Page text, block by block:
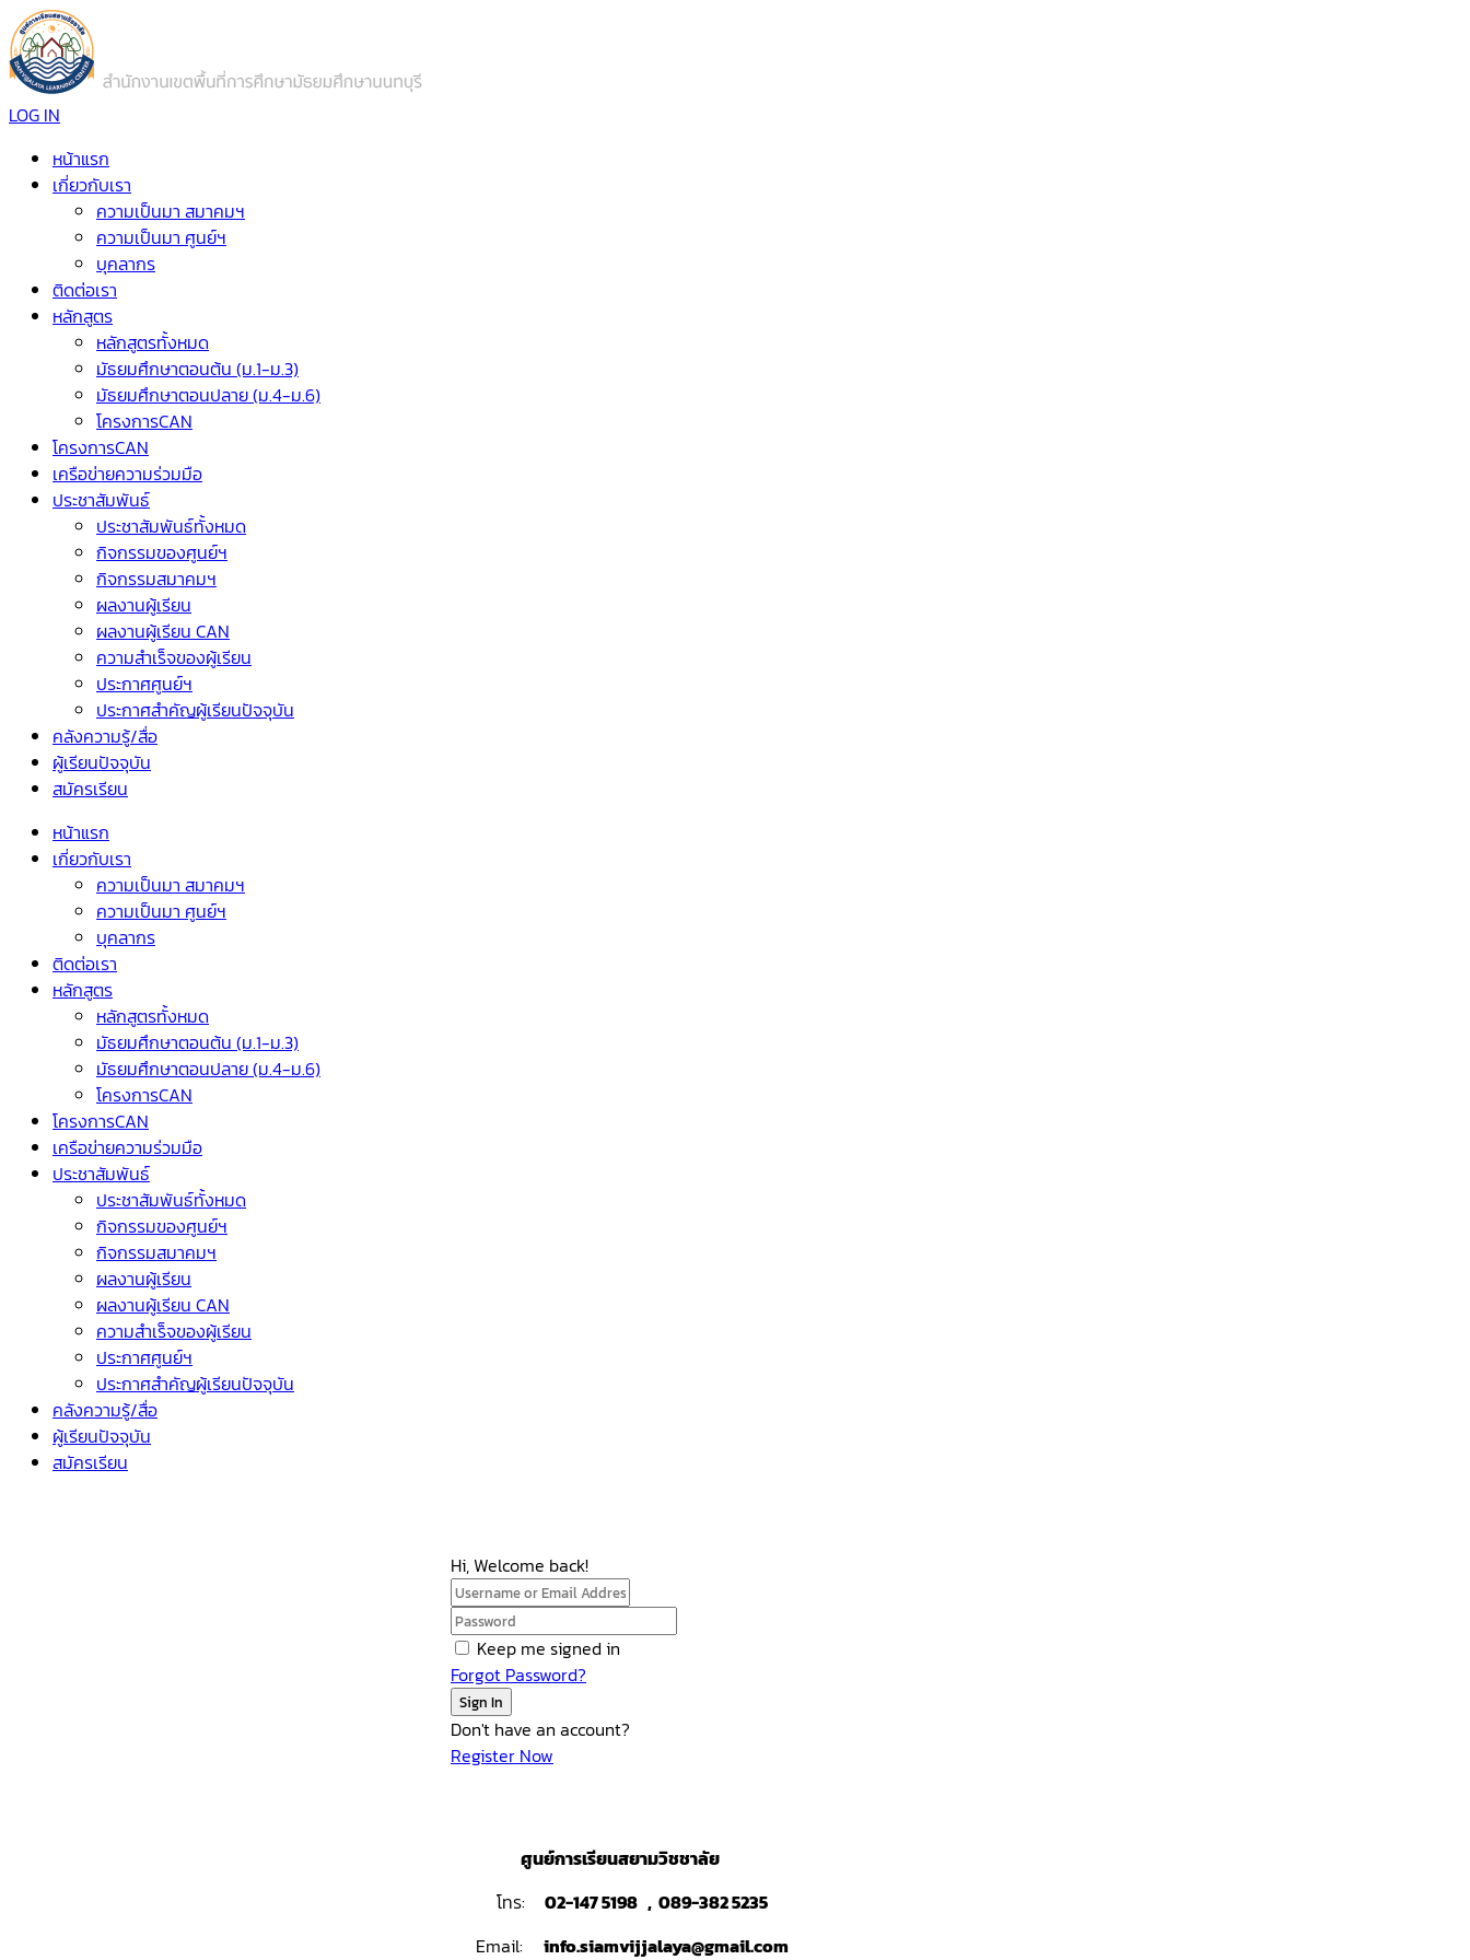
LOG IN
หน้าแรก
เกี่ยวกับเรา
ความเป็นมา สมาคมฯ
ความเป็นมา ศูนย์ฯ
บุคลากร
ติดต่อเรา
หลักสูตร
หลักสูตรทั้งหมด
มัธยมศึกษาตอนต้น (ม.1-ม.3)
มัธยมศึกษาตอนปลาย (ม.4-ม.6)
โครงการCAN
โครงการCAN
เครือข่ายความร่วมมือ
ประชาสัมพันธ์
ประชาสัมพันธ์ทั้งหมด
กิจกรรมของศูนย์ฯ
กิจกรรมสมาคมฯ
ผลงานผู้เรียน
ผลงานผู้เรียน CAN
ความสำเร็จของผู้เรียน
ประกาศศูนย์ฯ
ประกาศสำคัญผู้เรียนปัจจุบัน
คลังความรู้/สื่อ
ผู้เรียนปัจจุบัน
สมัครเรียน
หน้าแรก
เกี่ยวกับเรา
ความเป็นมา สมาคมฯ
ความเป็นมา ศูนย์ฯ
บุคลากร
ติดต่อเรา
หลักสูตร
หลักสูตรทั้งหมด
มัธยมศึกษาตอนต้น (ม.1-ม.3)
มัธยมศึกษาตอนปลาย (ม.4-ม.6)
โครงการCAN
โครงการCAN
เครือข่ายความร่วมมือ
ประชาสัมพันธ์
ประชาสัมพันธ์ทั้งหมด
กิจกรรมของศูนย์ฯ
กิจกรรมสมาคมฯ
ผลงานผู้เรียน
ผลงานผู้เรียน CAN
ความสำเร็จของผู้เรียน
ประกาศศูนย์ฯ
ประกาศสำคัญผู้เรียนปัจจุบัน
คลังความรู้/สื่อ
ผู้เรียนปัจจุบัน
สมัครเรียน
Hi, Welcome back!
Keep me signed in
Forgot Password?
Sign In
Don't have an account?
Register Now
ศูนย์การเรียนสยามวิชชาลัย
โทร:
02-147 5198 , 089-382 5235
Email:
info.siamvijjalaya@gmail.com